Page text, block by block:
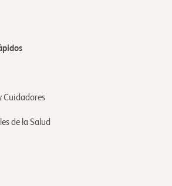
Cuidadores
de la Salud